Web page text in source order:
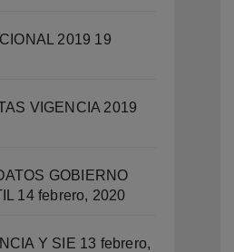
2019 19
VIGENCIA 2019
GOBIERNO
14 febrero, 2020
Y SIE 13 febrero,